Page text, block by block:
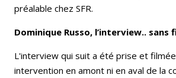
préalable chez SFR.
Dominique Russo, l’interview.. sans
L'interview qui suit a été prise et
intervention en amont ni en aval de la